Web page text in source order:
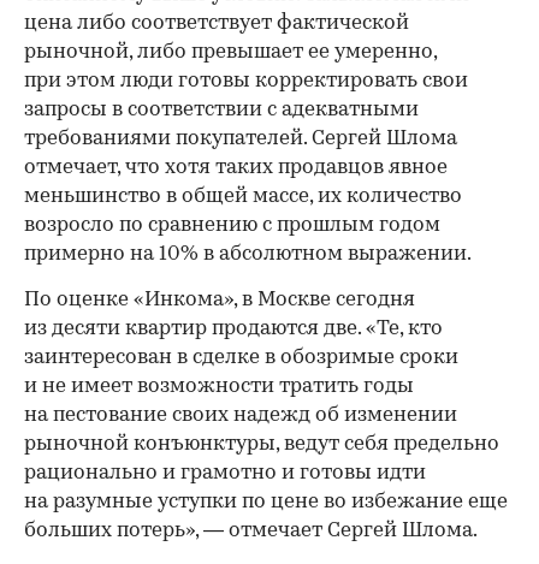
цена либо соответствует фактической
рыночной, либо превышает ее умеренно,
при этом люди готовы корректировать свои
запросы в соответствии с адекватными
требованиями покупателей. Сергей Шлома
отмечает, что хотя таких продавцов явное
меньшинство в общей массе, их количество
возросло по сравнению с прошлым годом
примерно на 10% в абсолютном выражении.
По оценке «Инкома», в Москве сегодня
из десяти квартир продаются две. «Те, кто
заинтересован в сделке в обозримые сроки
и не имеет возможности тратить годы
на пестование своих надежд об изменении
рыночной конъюнктуры, ведут себя предельно
рационально и грамотно и готовы идти
на разумные уступки по цене во избежание еще
больших потерь», — отмечает Сергей Шлома.